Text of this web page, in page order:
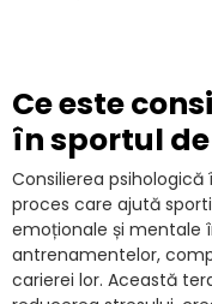
Ce este
în sportul
Consilierea
proces care ajută
emoționale și mentale
antrenamentelor,
carierei lor. Această